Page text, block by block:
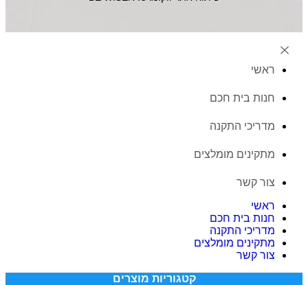
ראשי
חנות בית חכם
מדריכי התקנה
מתקינים מומלצים
צור קשר
ראשי
חנות בית חכם
מדריכי התקנה
מתקינים מומלצים
צור קשר
קטגוריות מוצרים